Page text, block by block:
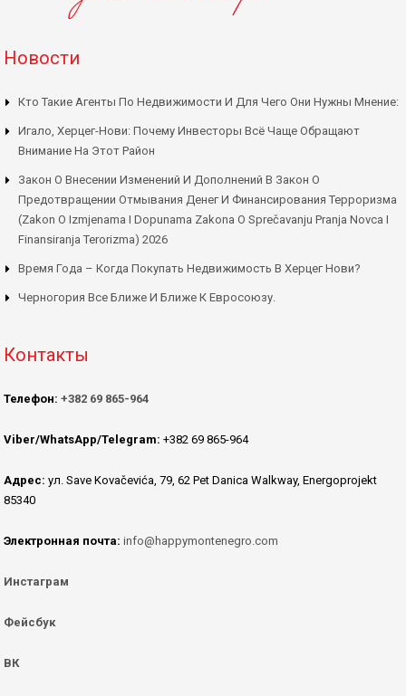
Новости
Кто Такие Агенты По Недвижимости И Для Чего Они Нужны Мнение:
Игало, Херцег-Нови: Почему Инвесторы Всё Чаще Обращают
Внимание На Этот Район
Закон О Внесении Изменений И Дополнений В Закон О
Предотвращении Отмывания Денег И Финансирования Терроризма
(Zakon O Izmjenama I Dopunama Zakona O Sprečavanju Pranja Novca I
Finansiranja Terorizma) 2026
Время Года – Когда Покупать Недвижимость В Херцег Нови?
Черногория Все Ближе И Ближе К Евросоюзу.
Контакты
Телефон: +382 69 865-964
Viber/WhatsApp/Telegram: +382 69 865-964
Адрес: ул. Save Kovačevića, 79, 62 Pet Danica Walkway, Energoprojekt
85340
Электронная почта: info@happymontenegro.com
Инстаграм
Фейсбук
ВК